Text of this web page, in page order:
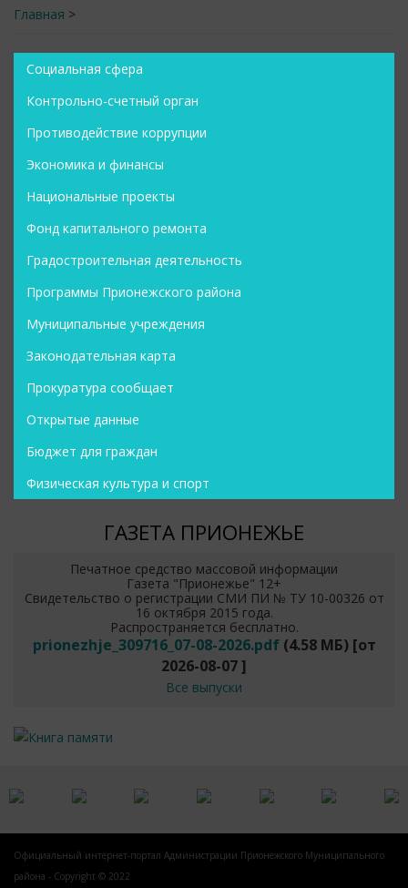
Главная >
Социальная сфера
Контрольно-счетный орган
Противодействие коррупции
Экономика и финансы
Национальные проекты
Фонд капитального ремонта
Градостроительная деятельность
Программы Прионежского района
Муниципальные учреждения
Законодательная карта
Прокуратура сообщает
Открытые данные
Бюджет для граждан
Физическая культура и спорт
ГАЗЕТА ПРИОНЕЖЬЕ
Печатное средство массовой информации
Газета "Прионежье" 12+
Свидетельство о регистрации СМИ ПИ № ТУ 10-00326 от
16 октября 2015 года.
Распространяется бесплатно.
prionezhje_309716_07-08-2026.pdf (4.58 МБ)[от
2026-08-07]
Все выпуски
Официальный интернет-портал Администрации Прионежского Муниципального
района - Copyright © 2022